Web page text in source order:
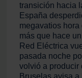
transición hacia
España
megavatios
más que hace
Red Eléctrica
pasada noche
volvió a producir
Bruselas avisa